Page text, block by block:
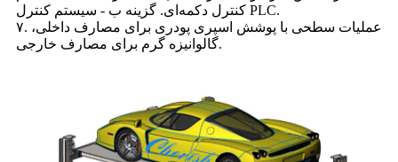
کنترل دکمه‌ای. گزینه ب - سیستم کنترل PLC.
۷. عملیات سطحی با پوشش اسپری پودری برای مصارف داخلی،
گالوانیزه گرم برای مصارف خارجی.